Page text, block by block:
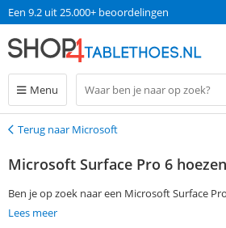
Een 9.2 uit 25.000+ beoordelingen
Menu
Terug
Terug naar Microsoft
Microsoft Surface Pro 6
Ben je op zoek naar een Microsoft Surface
filtermogelijkheden aan de linkerkant van
Lees meer